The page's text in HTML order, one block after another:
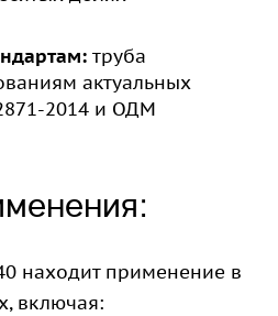
труба
актуальных
2014 и ОДМ
находит применение в
включая: